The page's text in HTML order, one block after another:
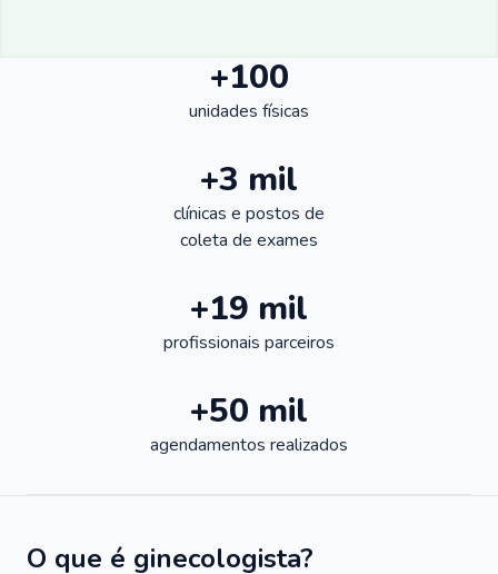
+100
unidades físicas
+3 mil
clínicas e postos de
coleta de exames
+19 mil
profissionais parceiros
+50 mil
agendamentos realizados
O que é ginecologista?